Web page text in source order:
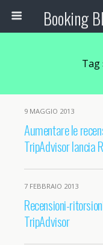
Tag
9 MAGGIO 2013
Aumentare le
TripAdvisor lancia
7 FEBBRAIO 2013
Recensioni-
TripAdvisor